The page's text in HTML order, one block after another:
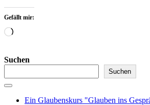
Gefällt mir:
Wird
Suchen
Suchen
Ein Glaubenskurs "Glauben ins